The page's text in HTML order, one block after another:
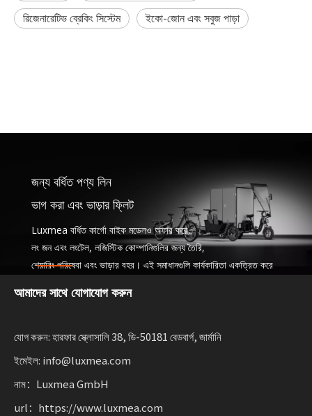
রিজেনারেটিভ ব্রেকিং সিস্টেম
ইকো-জোন এবং সবুজ পাড়া
জন্য বর্ধিত পণ্য লিন
ভাগ করা এবং ভাড়ার ফ্লিট
Luxmea বর্ধিত কার্গো বাইক মডেলও অফার করে,
লং জন এবং লংটেল, লজিস্টিক কোম্পানিগুলির জন্য তৈরি,
শেয়ারিং পরিষেবা এবং ভাড়ার বহর। এই সমাধানগুলি কার্যকারিতা একত্রিত করে
আমাদের সাথে যোগাযোগ করুন
যোগ করুন: হারফার স্ক্লোসালি 38, ডি-50181 বেডবার্গ, জার্মানি
ইমেইল: info@luxmea.com
নাম：Luxmea GmbH
url：https://www.luxmea.com